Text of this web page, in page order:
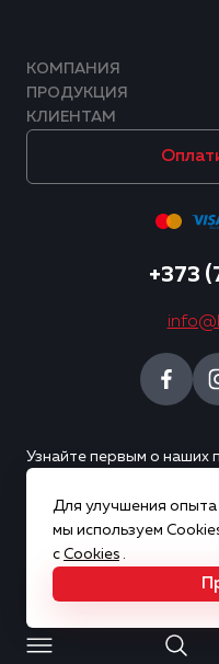
КОМПАНИЯ
ПРОДУКЦИЯ
КЛИЕНТАМ
Узнайте первым о наших
+373
Copyright © 2026
Для улучшения
мы используем
с Cookies .